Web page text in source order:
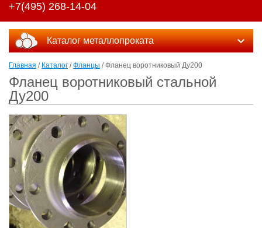
+7(495) 268-14-04
Каталог металлопроката
Главная / Каталог /Фланцы / Фланец воротниковый Ду200
Фланец воротниковый стальной
Ду200